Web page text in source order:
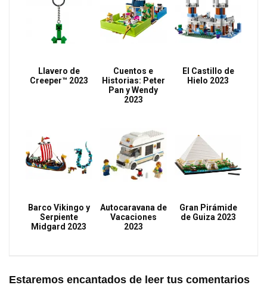
Llavero de
Creeper™ 2023
Cuentos e
Historias: Peter
Pan y Wendy
2023
El Castillo de
Hielo 2023
Barco Vikingo y
Serpiente
Midgard 2023
Autocaravana de
Vacaciones
2023
Gran Pirámide
de Guiza 2023
Estaremos encantados de leer tus comentarios